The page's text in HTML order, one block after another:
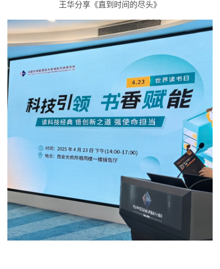
王华分享《直到时间的尽头》